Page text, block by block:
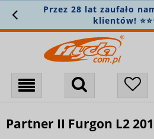
Przez 28 lat zaufało
klientów!
Partner II Furgon L2